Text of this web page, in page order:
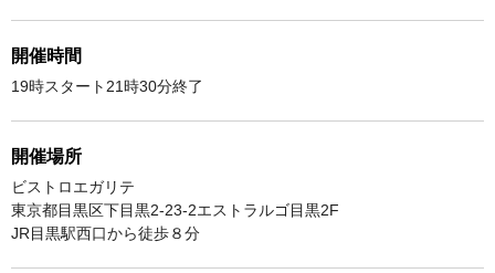
開催時間
19時スタート21時30分終了
開催場所
ビストロエガリテ
東京都目黒区下目黒2-23-2エストラルゴ目黒2F
JR目黒駅西口から徒歩８分